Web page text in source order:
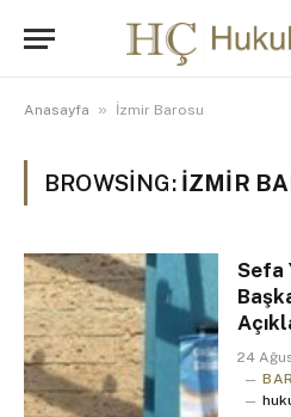
Anasayfa » İzmir Barosu
BROWSING: İZMIR
Sefa
24